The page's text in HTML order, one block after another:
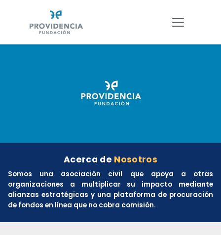
Acerca de Nosotros
Somos una asociación civil que apoya a otras
organizaciones a multiplicar su impacto mediante
alianzas estratégicas y una plataforma de procuración
de fondos en línea que no cobra comisión.